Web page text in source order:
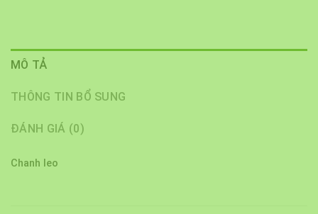
MÔ TẢ
THÔNG TIN BỔ SUNG
ĐÁNH GIÁ (0)
Chanh leo